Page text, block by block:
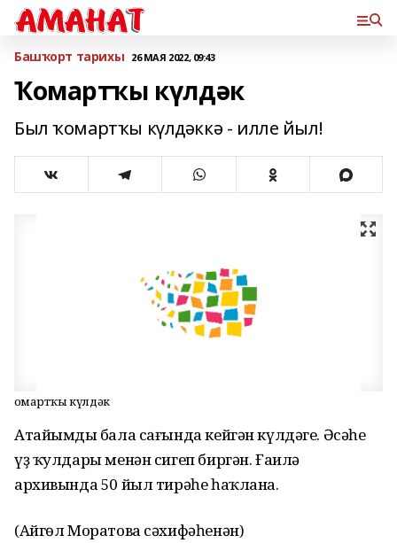
Башҡорт тарихы 26 МАЯ 2022, 09:43
Ҡомартҡы күлдәк
Был ҡомартҡы күлдәккә - илле йыл!
Ҡомартҡы күлдәк
Атайымдың бала сағында кейгән күлдәге. Әсәһе
үҙ ҡулдары менән сигеп биргән. Ғаилә
архивында 50 йыл тирәһе һаҡлана.
(Айгөл Моратова сәхифәһенән)